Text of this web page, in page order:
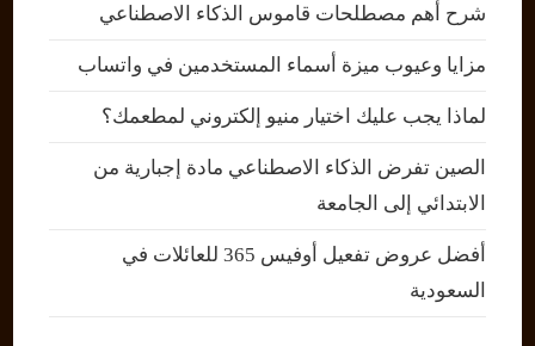
شرح أهم مصطلحات قاموس الذكاء الاصطناعي
مزايا وعيوب ميزة أسماء المستخدمين في واتساب
لماذا يجب عليك اختيار منيو إلكتروني لمطعمك؟
الصين تفرض الذكاء الاصطناعي مادة إجبارية من
الابتدائي إلى الجامعة
أفضل عروض تفعيل أوفيس 365 للعائلات في
السعودية